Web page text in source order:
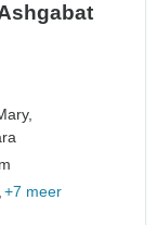
+7 meer